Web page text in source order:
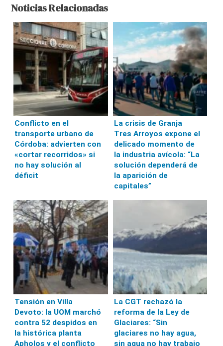
Noticias Relacionadas
Conflicto en el
transporte urbano de
Córdoba: advierten con
«cortar recorridos» si
no hay solución al
déficit
La crisis de Granja
Tres Arroyos expone el
delicado momento de
la industria avícola: “La
solución dependerá de
la aparición de
capitales”
Tensión en Villa
Devoto: la UOM marchó
contra 52 despidos en
la histórica planta
Apholos y el conflicto
La CGT rechazó la
reforma de la Ley de
Glaciares: “Sin
glaciares no hay agua,
sin agua no hay trabajo